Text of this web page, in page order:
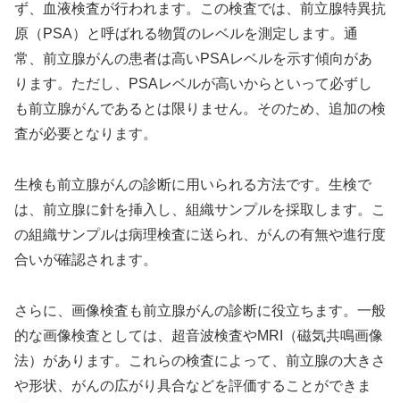
ず、血液検査が行われます。この検査では、前立腺特異抗
原（PSA）と呼ばれる物質のレベルを測定します。通
常、前立腺がんの患者は高いPSAレベルを示す傾向があ
ります。ただし、PSAレベルが高いからといって必ずし
も前立腺がんであるとは限りません。そのため、追加の検
査が必要となります。
生検も前立腺がんの診断に用いられる方法です。生検で
は、前立腺に針を挿入し、組織サンプルを採取します。こ
の組織サンプルは病理検査に送られ、がんの有無や進行度
合いが確認されます。
さらに、画像検査も前立腺がんの診断に役立ちます。一般
的な画像検査としては、超音波検査やMRI（磁気共鳴画像
法）があります。これらの検査によって、前立腺の大きさ
や形状、がんの広がり具合などを評価することができま